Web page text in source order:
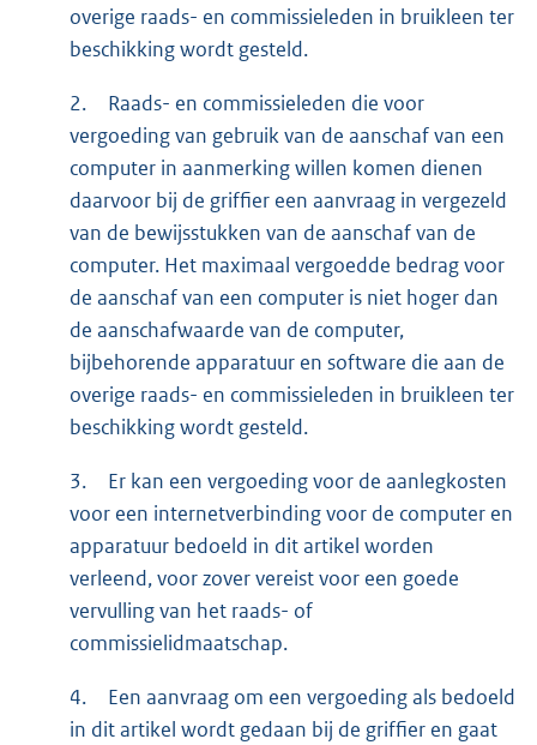
overige raads- en commissieleden in bruikleen ter
beschikking wordt gesteld.
2.
Raads- en commissieleden die voor
vergoeding van gebruik van de aanschaf van een
computer in aanmerking willen komen dienen
daarvoor bij de griffier een aanvraag in vergezeld
van de bewijsstukken van de aanschaf van de
computer. Het maximaal vergoedde bedrag voor
de aanschaf van een computer is niet hoger dan
de aanschafwaarde van de computer,
bijbehorende apparatuur en software die aan de
overige raads- en commissieleden in bruikleen ter
beschikking wordt gesteld.
3.
Er kan een vergoeding voor de aanlegkosten
voor een internetverbinding voor de computer en
apparatuur bedoeld in dit artikel worden
verleend, voor zover vereist voor een goede
vervulling van het raads- of
commissielidmaatschap.
4.
Een aanvraag om een vergoeding als bedoeld
in dit artikel wordt gedaan bij de griffier en gaat